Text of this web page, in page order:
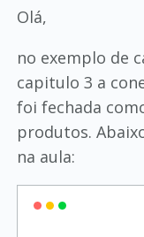
Olá,
no exemplo de
capitulo 3 a
foi fechada
produtos.
na aula: